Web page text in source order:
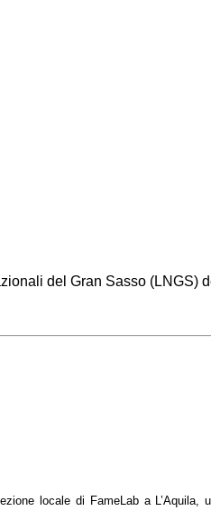
del Gran Sasso (LNGS)
locale di FameLab a L’Aquila,